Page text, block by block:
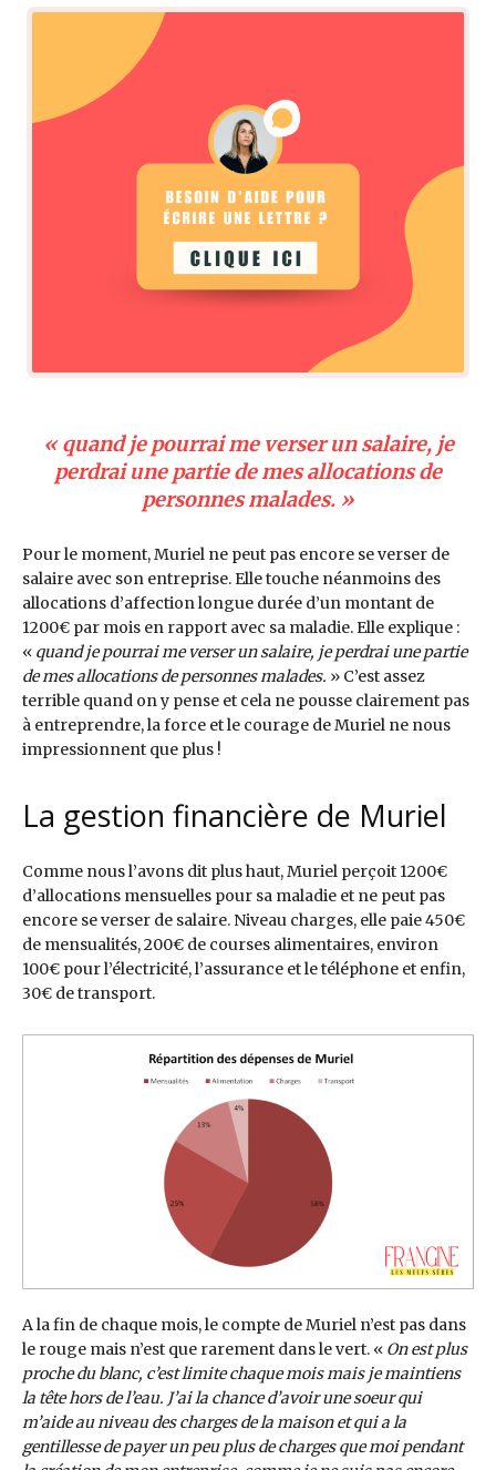
«quand je pourrai me verser un salaire, je
perdrai une partie de mes allocations de
personnes malades. »
Pour le moment, Muriel ne peut pas encore se verser de
salaire avec son entreprise. Elle touche néanmoins des
allocations d’affection longue durée d’un montant de
1200€ par mois en rapport avec sa maladie. Elle explique :
« quand je pourrai me verser un salaire, je perdrai une partie
de mes allocations de personnes malades. » C’est assez
terrible quand on y pense et cela ne pousse clairement pas
à entreprendre, la force et le courage de Muriel ne nous
impressionnent que plus !
La gestion financière de Muriel
Comme nous l’avons dit plus haut, Muriel perçoit 1200€
d’allocations mensuelles pour sa maladie et ne peut pas
encore se verser de salaire. Niveau charges, elle paie 450€
de mensualités, 200€ de courses alimentaires, environ
100€ pour l’électricité, l’assurance et le téléphone et enfin,
30€ de transport.
A la fin de chaque mois, le compte de Muriel n’est pas dans
le rouge mais n’est que rarement dans le vert. « On est plus
proche du blanc, c’est limite chaque mois mais je maintiens
la tête hors de l’eau. J’ai la chance d’avoir une soeur qui
m’aide au niveau des charges de la maison et qui a la
gentillesse de payer un peu plus de charges que moi pendant